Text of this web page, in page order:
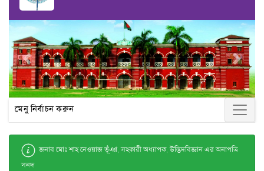
Previous Next
মেনু নির্বাচন করুন
জনাব মোঃ শাহ নেওয়াজ ভূঁঞা, সহকারী অধ্যাপক, উদ্ভিদবিজ্ঞান এর অনাপত্তি
সনদ